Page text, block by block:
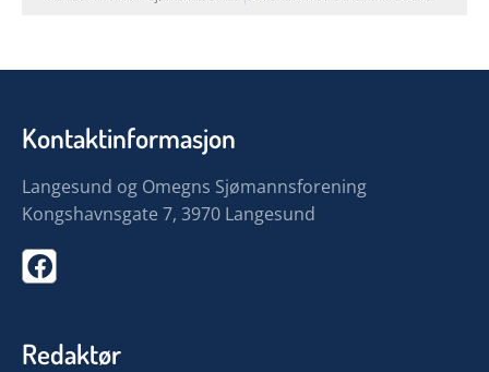
Kontaktinformasjon
Langesund og Omegns Sjømannsforening
Kongshavnsgate 7, 3970 Langesund
Redaktør